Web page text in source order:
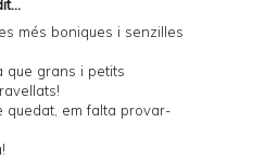
més boniques i senzilles
que grans i petits
quedat, em falta provar-